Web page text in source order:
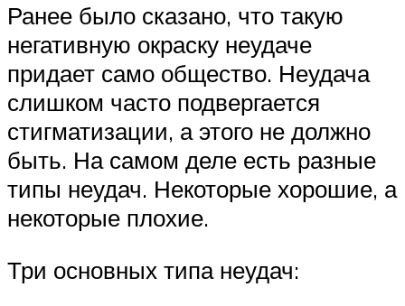
Ранее было сказано, что такую
негативную окраску неудаче
придает само общество. Неудача
слишком часто подвергается
стигматизации, а этого не должно
быть. На самом деле есть разные
типы неудач. Некоторые хорошие, а
некоторые плохие.
Три основных типа неудач: